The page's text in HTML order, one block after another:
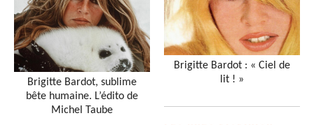
Brigitte Bardot, sublime
bête humaine. L’édito de
Michel Taube
Brigitte Bardot : « Ciel de
lit ! »